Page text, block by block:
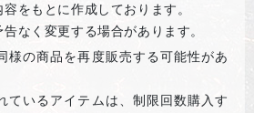
をもとに作成しております。
なく変更する場合があります。
様の商品を再度販売する可能性があ
ているアイテムは、制限回数購入す